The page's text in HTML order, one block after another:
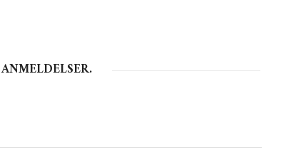
ANMELDELSER.